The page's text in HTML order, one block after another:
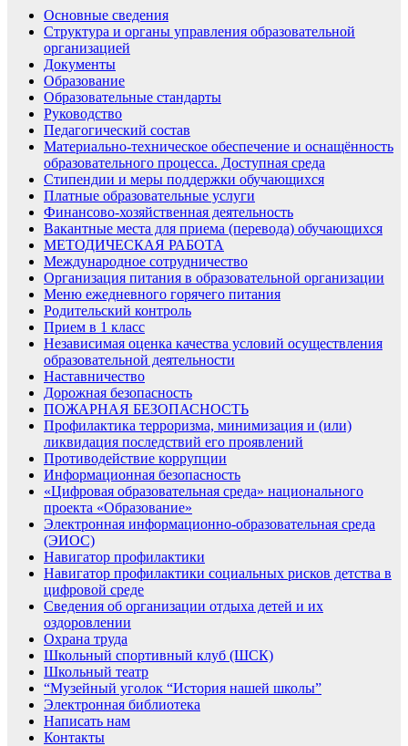
Основные сведения
Структура и органы управления образовательной
организацией
Документы
Образование
Образовательные стандарты
Руководство
Педагогический состав
Материально-техническое обеспечение и оснащённость
образовательного процесса. Доступная среда
Стипендии и меры поддержки обучающихся
Платные образовательные услуги
Финансово-хозяйственная деятельность
Вакантные места для приема (перевода) обучающихся
МЕТОДИЧЕСКАЯ РАБОТА
Международное сотрудничество
Организация питания в образовательной организации
Меню ежедневного горячего питания
Родительский контроль
Прием в 1 класс
Независимая оценка качества условий осуществления
образовательной деятельности
Наставничество
Дорожная безопасность
ПОЖАРНАЯ БЕЗОПАСНОСТЬ
Профилактика терроризма, минимизация и (или)
ликвидация последствий его проявлений
Противодействие коррупции
Информационная безопасность
«Цифровая образовательная среда» национального
проекта «Образование»
Электронная информационно-образовательная среда
(ЭИОС)
Навигатор профилактики
Навигатор профилактики социальных рисков детства в
цифровой среде
Сведения об организации отдыха детей и их
оздоровлении
Охрана труда
Школьный спортивный клуб (ШСК)
Школьный театр
“Музейный уголок “История нашей школы”
Электронная библиотека
Написать нам
Контакты